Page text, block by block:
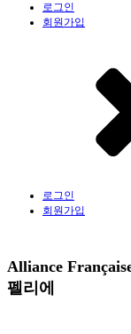
로그인
회원가입
로그인
회원가입
Alliance
펠리에